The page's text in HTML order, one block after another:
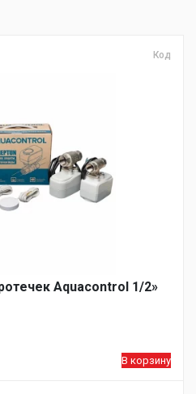
Код
Aquacontrol 1/2»
В корзину